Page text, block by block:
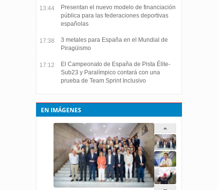
13:44
Presentan el nuevo modelo de financiación
pública para las federaciones deportivas
españolas
17:38
3 metales para España en el Mundial de
Piragüismo
17:12
El Campeonato de España de Pista Élite-
Sub23 y Paralímpico contará con una
prueba de Team Sprint Inclusivo
EN IMÁGENES